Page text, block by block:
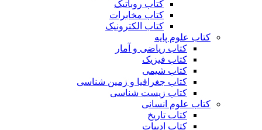
کتاب روباتیک
کتاب مخابرات
کتاب الکترونیک
کتاب علوم پایه
کتاب ریاضی و آمار
کتاب فیزیک
کتاب شیمی
کتاب جغرافیا و زمین شناسی
کتاب زیست شناسی
کتاب علوم انسانی
کتاب تاریخ
کتاب ادبیات